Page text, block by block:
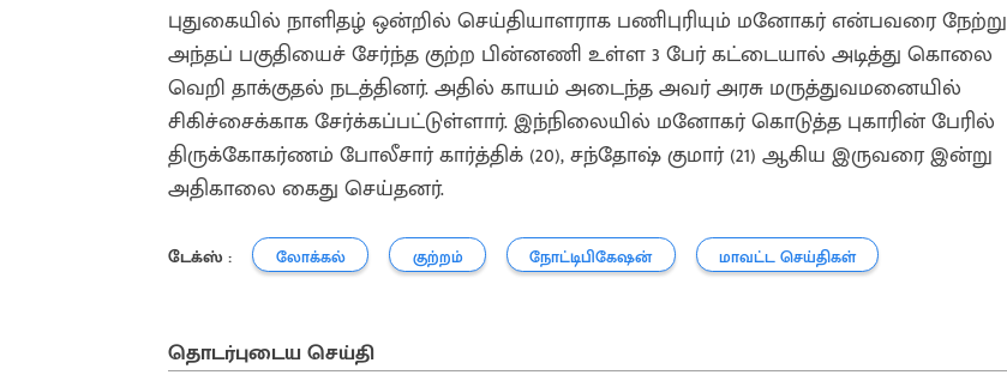
புதுகையில் நாளிதழ் ஒன்றில் செய்தியாளராக பணிபுரியும் மனோகர் என்பவரை நேற்று
அந்தப் பகுதியைச் சேர்ந்த குற்ற பின்னணி உள்ள 3 பேர் கட்டையால் அடித்து கொலை
வெறி தாக்குதல் நடத்தினர். அதில் காயம் அடைந்த அவர் அரசு மருத்துவமனையில்
சிகிச்சைக்காக சேர்க்கப்பட்டுள்ளார். இந்நிலையில் மனோகர் கொடுத்த புகாரின் பேரில்
திருக்கோகர்ணம் போலீசார் கார்த்திக் (20), சந்தோஷ் குமார் (21) ஆகிய இருவரை இன்று
அதிகாலை கைது செய்தனர்.
டேக்ஸ் : லோக்கல் குற்றம் நோட்டிபிகேஷன் மாவட்ட செய்திகள்
தொடர்புடைய செய்தி